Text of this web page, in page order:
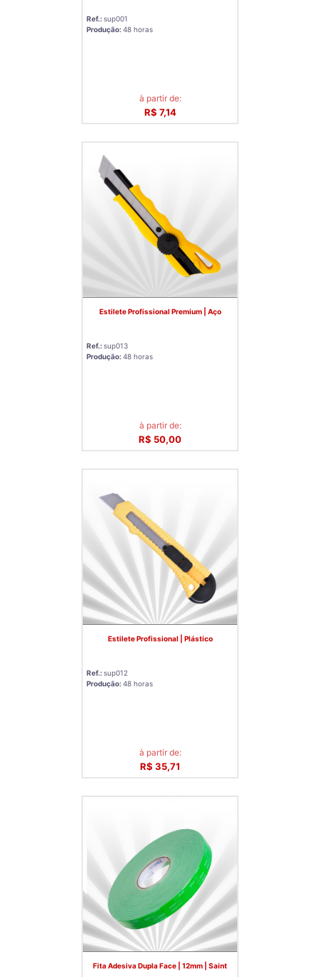
Ref.:sup001
Produção:48 horas
à partir de:
R$ 7,14
Estilete Profissional Premium | Aço
Ref.:sup013
Produção:48 horas
à partir de:
R$ 50,00
Estilete Profissional | Plástico
Ref.:sup012
Produção:48 horas
à partir de:
R$ 35,71
Fita Adesiva Dupla Face | 12mm | Saint